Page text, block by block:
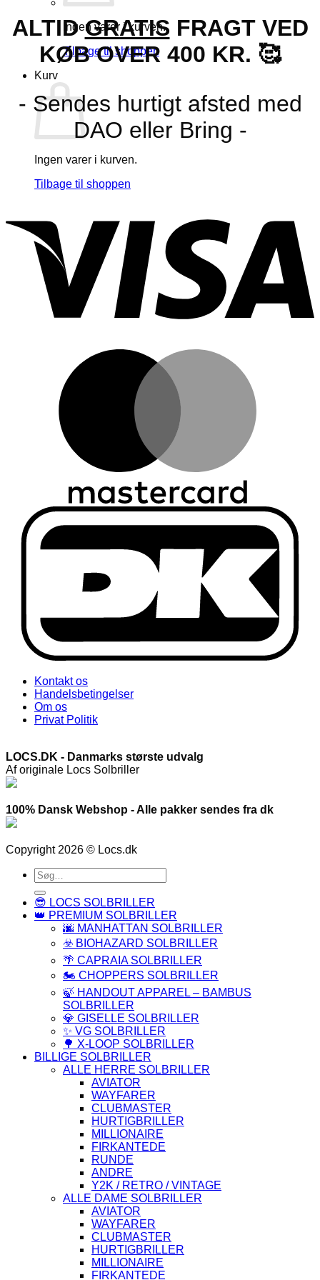
Ingen varer i kurven.
Tilbage til shoppen
Kurv
Ingen varer i kurven.
Tilbage til shoppen
ALTIDGRATIS FRAGT VED
KØB OVER 400 KR. 🥰
- Sendes hurtigt afsted med
DAO eller Bring -
Kontakt os
Handelsbetingelser
Om os
Privat Politik
LOCS.DK - Danmarks største udvalg
Af originale Locs Solbriller
100% Dansk Webshop - Alle pakker sendes fra dk
Copyright 2026 © Locs.dk
Søg
efter:
😎 LOCS SOLBRILLER
👑 PREMIUM SOLBRILLER
🌆 MANHATTAN SOLBRILLER
☣️ BIOHAZARD SOLBRILLER
🌴 CAPRAIA SOLBRILLER
🏍️ CHOPPERS SOLBRILLER
🍃 HANDOUT APPAREL – BAMBUS
SOLBRILLER
💎 GISELLE SOLBRILLER
✨ VG SOLBRILLER
🌳 X-LOOP SOLBRILLER
BILLIGE SOLBRILLER
ALLE HERRE SOLBRILLER
AVIATOR
WAYFARER
CLUBMASTER
HURTIGBRILLER
MILLIONAIRE
FIRKANTEDE
RUNDE
ANDRE
Y2K / RETRO / VINTAGE
ALLE DAME SOLBRILLER
AVIATOR
WAYFARER
CLUBMASTER
HURTIGBRILLER
MILLIONAIRE
FIRKANTEDE